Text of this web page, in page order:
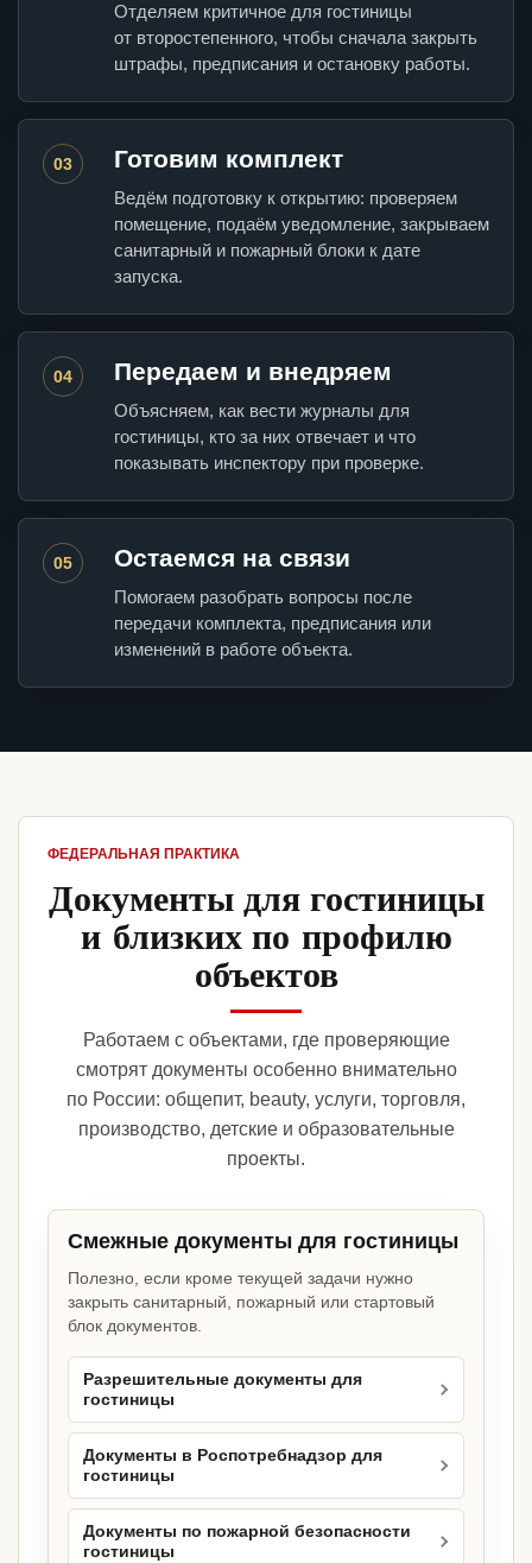
Отделяем критичное для гостиницы
от второстепенного, чтобы сначала закрыть
штрафы, предписания и остановку работы.
03 Готовим комплект
Ведём подготовку к открытию: проверяем
помещение, подаём уведомление, закрываем
санитарный и пожарный блоки к дате
запуска.
04 Передаем и внедряем
Объясняем, как вести журналы для
гостиницы, кто за них отвечает и что
показывать инспектору при проверке.
05 Остаемся на связи
Помогаем разобрать вопросы после
передачи комплекта, предписания или
изменений в работе объекта.
ФЕДЕРАЛЬНАЯ ПРАКТИКА
Документы для гостиницы
и близких по профилю
объектов
Работаем с объектами, где проверяющие
смотрят документы особенно внимательно
по России: общепит, beauty, услуги, торговля,
производство, детские и образовательные
проекты.
Смежные документы для гостиницы
Полезно, если кроме текущей задачи нужно
закрыть санитарный, пожарный или стартовый
блок документов.
Разрешительные документы для
гостиницы
Документы в Роспотребнадзор для
гостиницы
Документы по пожарной безопасности
гостиницы